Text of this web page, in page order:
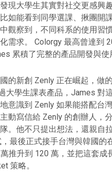
現大學生其實對社交更感興
如能看到同學選課、揪團開
觀察到，不同科系的使用習
需求。 Colorgy 最高曾達到
累積了完整的產品開發與使
的新創 Zenly 正在崛起，做
大學生課表產品，James 對
意識到 Zenly 如果能搭配台
動寫信給 Zenly 的創辦人，
。他不只提出想法，還親自
最後正式接手台灣與韓國的
推升到 120 萬，並把這套
策略。